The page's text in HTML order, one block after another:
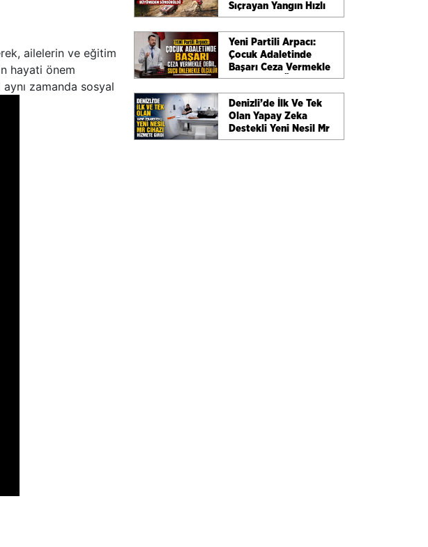
ailelerin ve eğitim
hayati önem
zamanda sosyal
Sıçrayan Yangın Hızlı
Ve Etkin Müdahaleyle
Büyümeden
Söndürüldü
Yeni Partili Arpacı:
Çocuk Adaletinde
Başarı Ceza Vermekle
Değil, Suçu Önlemekle
Ölçülür
Denizli’de İlk Ve Tek
Olan Yapay Zeka
Destekli Yeni Nesil Mr
Cihazı Hizmete Girdi